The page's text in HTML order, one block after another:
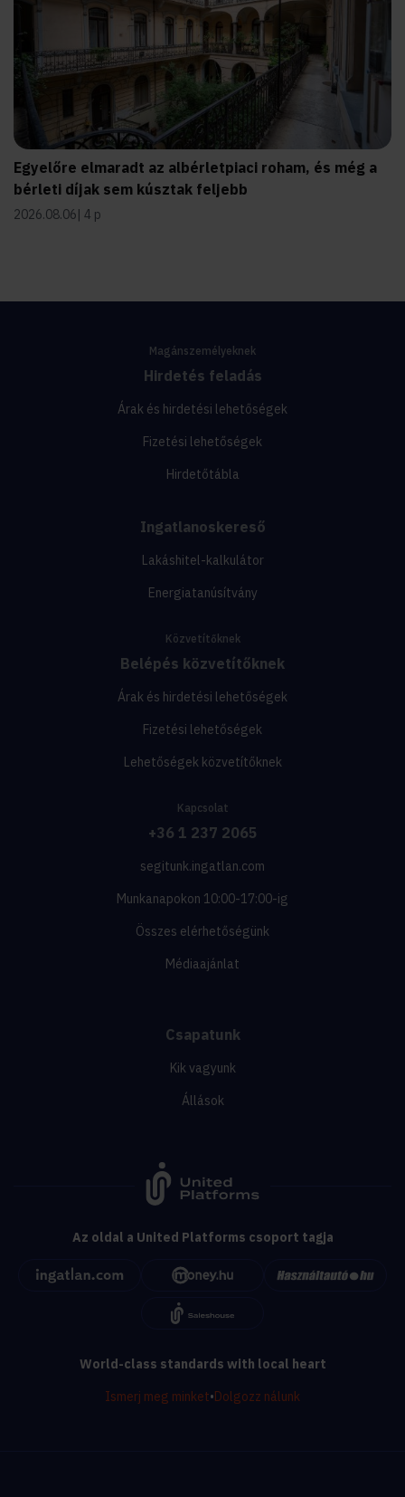
Egyelőre elmaradt az albérletpiaci roham, és még a
bérleti díjak sem kúsztak feljebb
2026.08.06 4 p
Magánszemélyeknek
Hirdetés feladás
Árak és hirdetési lehetőségek
Fizetési lehetőségek
Hirdetőtábla
Ingatlanoskereső
Lakáshitel-kalkulátor
Energiatanúsítvány
Közvetítőknek
Belépés közvetítőknek
Árak és hirdetési lehetőségek
Fizetési lehetőségek
Lehetőségek közvetítőknek
Kapcsolat
+36 1 237 2065
segitunk.ingatlan.com
Munkanapokon 10:00-17:00-ig
Összes elérhetőségünk
Médiaajánlat
Csapatunk
Kik vagyunk
Állások
Az oldal a United Platforms csoport tagja
World-class standards with local heart
Ismerj meg minket•Dolgozz nálunk